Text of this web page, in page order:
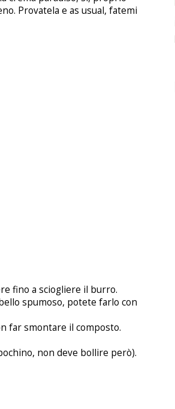
Provatela e as usual, fatemi
fino a sciogliere il burro.
spumoso, potete farlo con
far smontare il composto.
non deve bollire però).